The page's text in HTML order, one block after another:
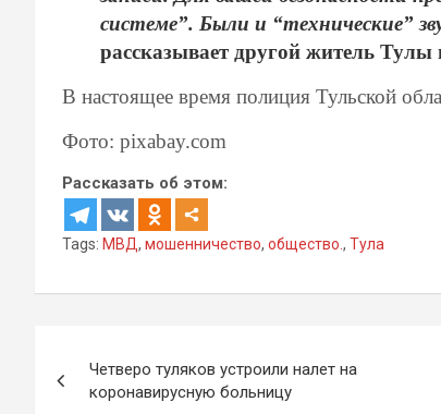
системе”. Были и “технические”
рассказывает другой житель Тулы
В настоящее время полиция Тульской
Фото: pixabay.com
Рассказать об этом:
Tags: МВД , мошенничество, общество. , Тула
по
Четверо туляков устроили налет на
коронавирусную больницу